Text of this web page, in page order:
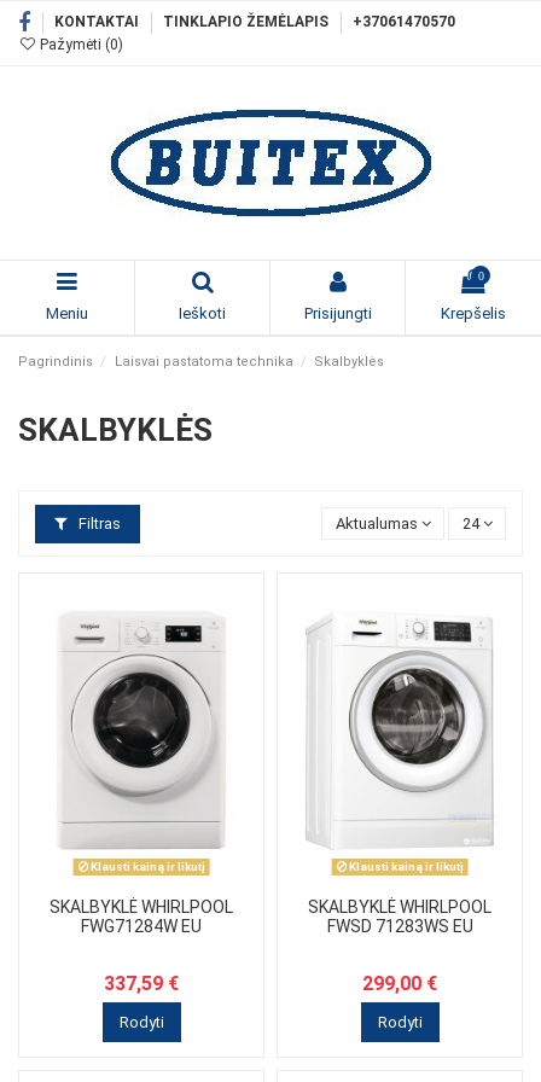
KONTAKTAI TINKLAPIO ŽEMĖLAPIS
+37061470570
Pažymėti (0)
Meniu Ieškoti Prisijungti
0
Krepšelis
Pagrindinis Laisvai pastatoma technika Skalbyklės
SKALBYKLĖS
Filtras Aktualumas 24
Klausti kainą ir likutį
SKALBYKLĖ WHIRLPOOL
FWG71284W EU
337,59 €
Rodyti
Klausti kainą ir likutį
SKALBYKLĖ WHIRLPOOL
FWSD 71283WS EU
299,00 €
Rodyti